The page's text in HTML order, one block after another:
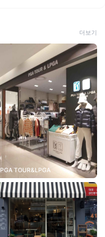
더보기
PGA TOUR&LPGA